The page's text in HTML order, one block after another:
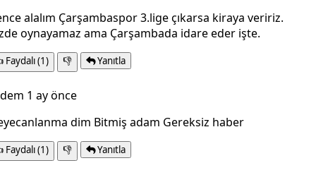
alalım Çarşambaspor 3.lige çıkarsa kiraya veririz.
oynayamaz ama Çarşambada idare eder işte.
Faydalı(1) 👎 Yanıtla
1 ay önce
dim Bitmiş adam Gereksiz haber
Faydalı(1) 👎 Yanıtla